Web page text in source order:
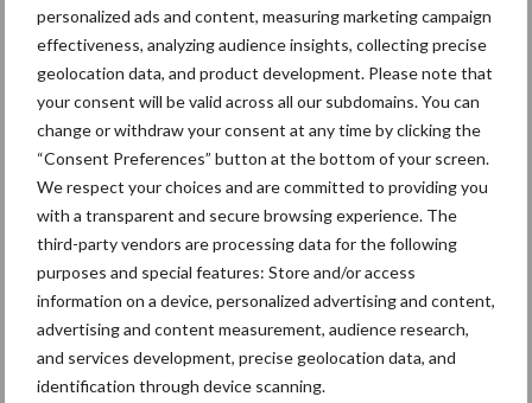
personalized ads and content, measuring marketing campaign
effectiveness, analyzing audience insights, collecting precise
geolocation data, and product development. Please note that
your consent will be valid across all our subdomains. You can
change or withdraw your consent at any time by clicking the
“Consent Preferences” button at the bottom of your screen.
We respect your choices and are committed to providing you
with a transparent and secure browsing experience. The
third-party vendors are processing data for the following
purposes and special features: Store and/or access
information on a device, personalized advertising and content,
advertising and content measurement, audience research,
and services development, precise geolocation data, and
identification through device scanning.
ForFarmers ziet volume en
marktaandeel groeien in
krimpende Nederlandse
markt
Themapagina's
Diergezondheid Bemesting Fokkerij